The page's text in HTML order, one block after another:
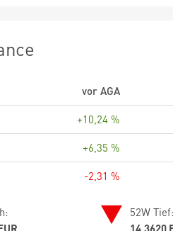
vor AGA
+10,24 %
+6,35 %
-2,31 %
52W Tief:
14,3620